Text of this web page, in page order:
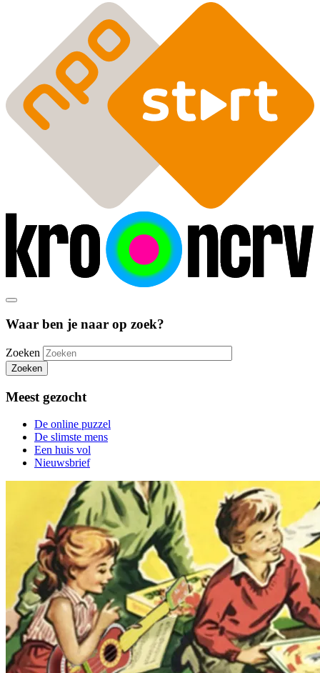
Waar ben je naar op zoek?
Zoeken
Zoeken
Meest gezocht
De online puzzel
De slimste mens
Een huis vol
Nieuwsbrief